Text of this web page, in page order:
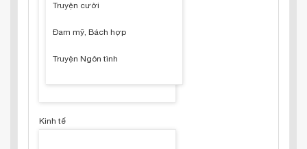
Truyện cười
Đam mỹ, Bách hợp
Truyện Ngôn tình
Kinh tế